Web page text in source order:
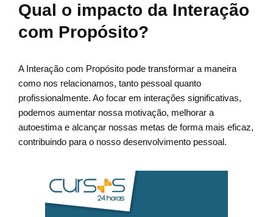
Qual o impacto da Interação
com Propósito?
A Interação com Propósito pode transformar a maneira
como nos relacionamos, tanto pessoal quanto
profissionalmente. Ao focar em interações significativas,
podemos aumentar nossa motivação, melhorar a
autoestima e alcançar nossas metas de forma mais eficaz,
contribuindo para o nosso desenvolvimento pessoal.